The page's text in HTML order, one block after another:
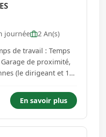
journée
2 An(s)
de travail : Temps
(le dirigeant et 1
avec nos clients
Nous
En savoir plus